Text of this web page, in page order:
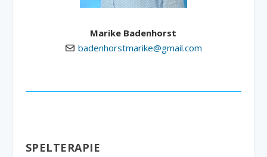
Marike Badenhorst
badenhorstmarike@gmail.com
SPELTERAPIE